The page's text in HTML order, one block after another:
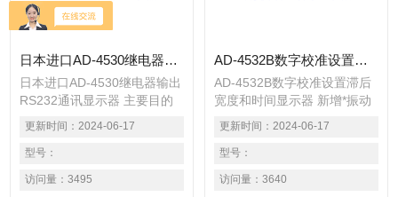
日本进口AD-4530继电器输出RS232通讯显示器
日本进口AD-4530继电器输出
RS232通讯显示器 主要目的
系采摘下的樱桃小心传送到包
装箱里，同时也确保在灌装过
程中能将樱桃均匀分布在不同
尺寸的箱包里。我们AD-4402
高速配料控制器结合GP
更新时间： 2024-06-17
型号：
访问量： 3495
AD-4532B数字校准设置滞后宽度和时间显示器
AD-4532B数字校准设置滞后
宽度和时间显示器 新增*振动
消除功能（HPDF），用户体
验功能更丰富，*兼容AD-
4401。 高性能的检重/配料控
制显示器. 适合配料, 失重配
料, 检重, 静态称重等应用. 共
更新时间： 2024-06-17
型号：
访问量： 3640